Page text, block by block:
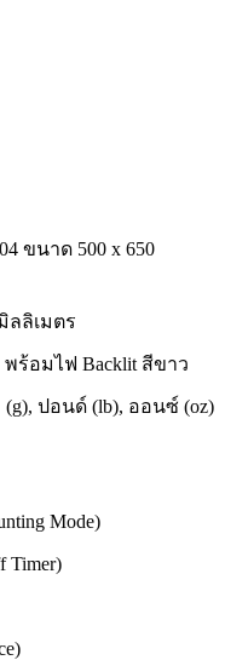
ขนาด500 x 650
ลลิเมตร
พร้อมไฟ Backlit สีขาว
(g), ปอนด์(lb), ออนซ์ (oz)
Mode)
Timer)